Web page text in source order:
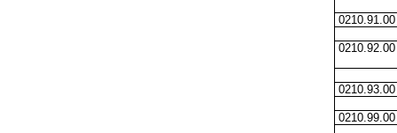
0210.91.00
0210.92.00
0210.93.00
0210.99.00